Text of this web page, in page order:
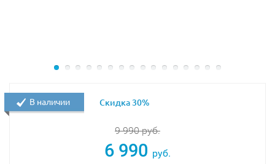
фантастику и приключения с доисторическими
подарком или украсить коллекцию поклонников
уникальных инсталляций из Лего.
9 990руб.
6 990 руб.
В наличии Скидка 30%